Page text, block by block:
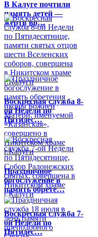
В Калуге почтили
память детей —
жертв во…
Воскресная служба 8-
ой Недели по
Пятидес…
Праздничное
богослужение в
память обрете…
Воскресная служба 7-
ой Недели по
Пятидес…